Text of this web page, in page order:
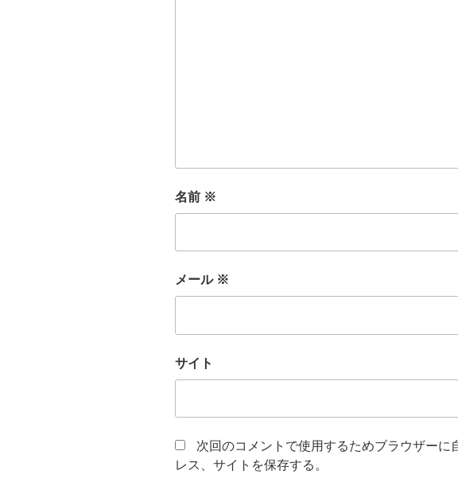
名前 ※
メール ※
サイト
次回のコメントで使用するためブラウザーに
レス、サイトを保存する。